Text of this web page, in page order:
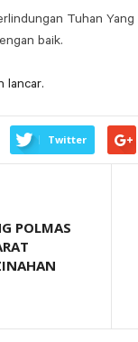
Tuhan
baik.
lancar.
Twitter
POLMAS